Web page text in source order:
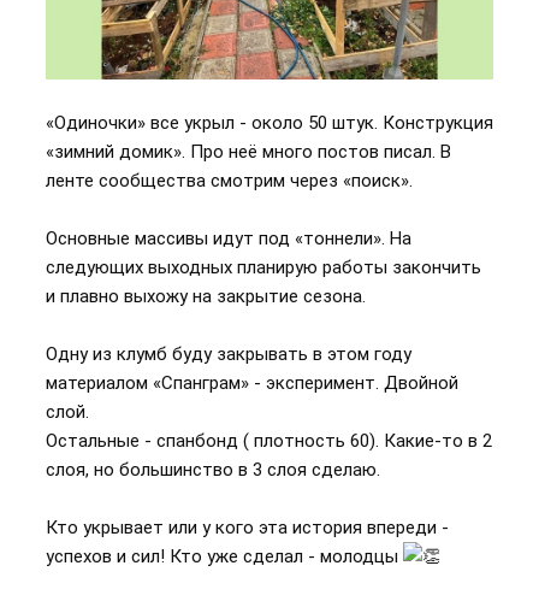
«Одиночки» все укрыл - около 50 штук. Конструкция
«зимний домик». Про неё много постов писал. В
ленте сообщества смотрим через «поиск».
Основные массивы идут под «тоннели». На
следующих выходных планирую работы закончить
и плавно выхожу на закрытие сезона.
Одну из клумб буду закрывать в этом году
материалом «Спанграм» - эксперимент. Двойной
слой.
Остальные - спанбонд ( плотность 60). Какие-то в 2
слоя, но большинство в 3 слоя сделаю.
Кто укрывает или у кого эта история впереди -
успехов и сил! Кто уже сделал - молодцы